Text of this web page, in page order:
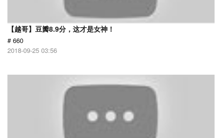
【越哥】豆瓣8.9分，这才是女神！
# 660
2018-09-25 03:56